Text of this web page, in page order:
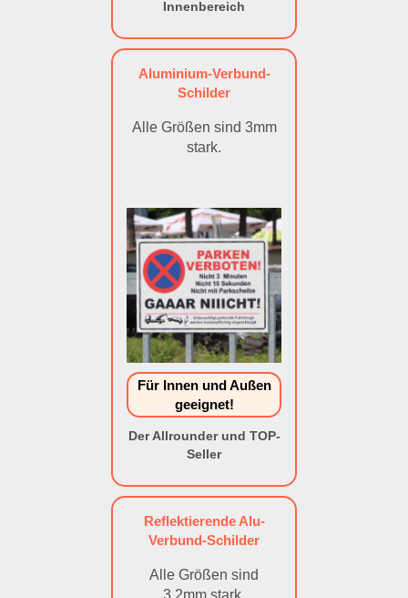
Innenbereich
Aluminium-Verbund-
Schilder
Alle Größen sind 3mm
stark.
Für Innen und Außen
geeignet!
Der Allrounder und TOP-
Seller
Reflektierende Alu-
Verbund-Schilder
Alle Größen sind
3,2mm stark.